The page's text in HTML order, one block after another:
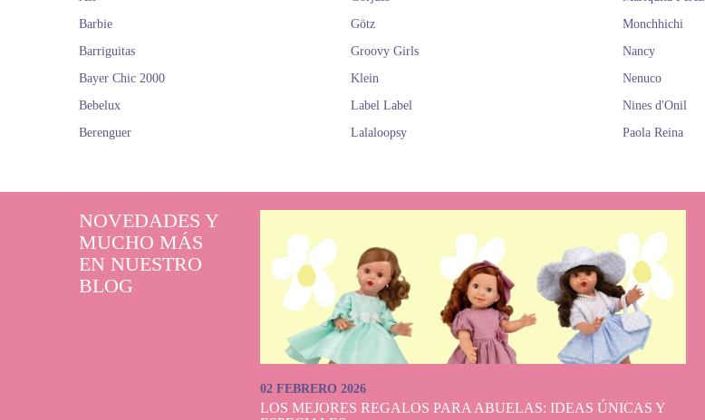
Barbie
Barriguitas
Bayer Chic 2000
Bebelux
Berenguer
Götz
Groovy Girls
Klein
Label Label
Lalaloopsy
Monchhichi
Nancy
Nenuco
Nines d'Onil
Paola Reina
NOVEDADES Y
MUCHO MÁS
EN NUESTRO
BLOG
02 FEBRERO 2026
LOS MEJORES REGALOS PARA ABUELAS: IDEAS ÚNICAS Y